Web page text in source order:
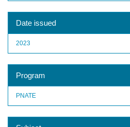
Date issued
2023
Program
PNATE